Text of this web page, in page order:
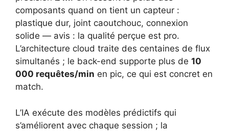
composants quand on tient un capteur :
plastique dur, joint caoutchouc, connexion
solide — avis : la qualité perçue est pro.
L’architecture cloud traite des centaines de flux
simultanés ; le back-end supporte plus de 10
000 requêtes/min en pic, ce qui est concret en
match.
L’IA exécute des modèles prédictifs qui
s’améliorent avec chaque session ; la